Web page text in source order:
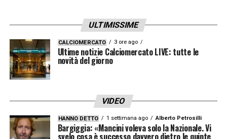
Possono trovarsi tra le linee, saltare l’uomo
e sono molto importanti per noi».
DIFFERENZE TRA I 3-5-2 AFFRONTATI –
«Pisa ha molta capacità di progredire
attraverso il gioco diretto, è dominante nel
cross e nelle ripartenze. Ma anche Verona e
Udinese hanno caratteristiche simili.
ULTIMISSIME
CALCIOMERCATO 3 ore ago
Ultime notizie Calciomercato LIVE: tutte le
novità del giorno
VIDEO
HANNO DETTO 1 settimana ago Alberto Petrosilli
Bargiggia: «Mancini voleva solo la Nazionale. Vi
svelo cosa è successo davvero dietro le quinte